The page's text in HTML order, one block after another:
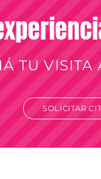
TU VISITA
SOLICITAR